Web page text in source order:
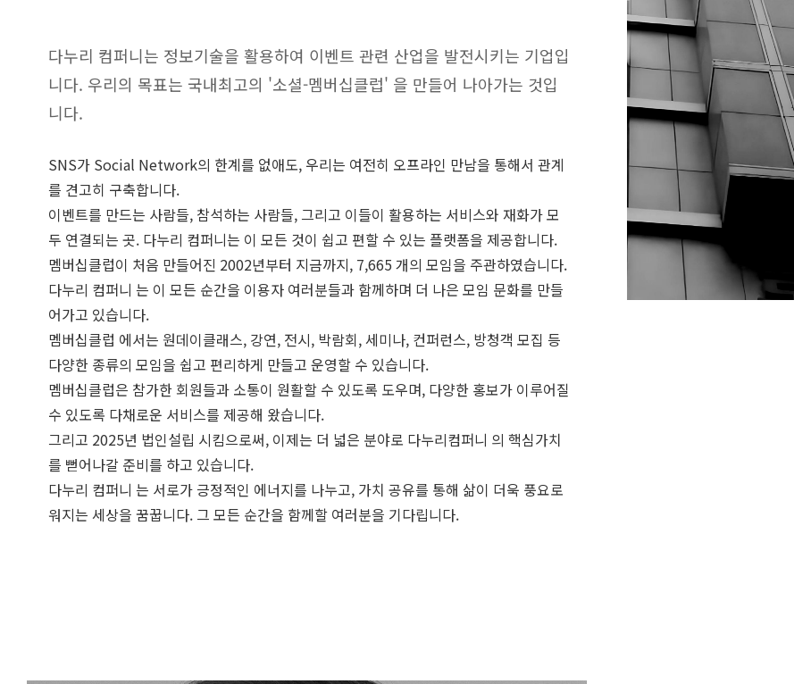
다누리 컴퍼니는 정보기술을 활용하여 이벤트 관련 산업을 발전시키는 기업입
니다. 우리의 목표는 국내최고의 '소셜-멤버십클럽' 을 만들어 나아가는 것입
니다.
SNS가 Social Network의 한계를 없애도, 우리는 여전히 오프라인 만남을 통해서 관계
를 견고히 구축합니다.
이벤트를 만드는 사람들, 참석하는 사람들, 그리고 이들이 활용하는 서비스와 재화가 모
두 연결되는 곳. 다누리 컴퍼니는 이 모든 것이 쉽고 편할 수 있는 플랫폼을 제공합니다.
멤버십클럽이 처음 만들어진 2002년부터 지금까지, 7,665 개의 모임을 주관하였습니다.
다누리 컴퍼니 는 이 모든 순간을 이용자 여러분들과 함께하며 더 나은 모임 문화를 만들
어가고 있습니다.
멤버십클럽 에서는 원데이클래스, 강연, 전시, 박람회, 세미나, 컨퍼런스, 방청객 모집 등
다양한 종류의 모임을 쉽고 편리하게 만들고 운영할 수 있습니다.
멤버십클럽은 참가한 회원들과 소통이 원활할 수 있도록 도우며, 다양한 홍보가 이루어질
수 있도록 다채로운 서비스를 제공해 왔습니다.
그리고 2025년 법인설립 시킴으로써, 이제는 더 넓은 분야로 다누리컴퍼니 의 핵심가치
를 뻗어나갈 준비를 하고 있습니다.
다누리 컴퍼니 는 서로가 긍정적인 에너지를 나누고, 가치 공유를 통해 삶이 더욱 풍요로
워지는 세상을 꿈꿉니다. 그 모든 순간을 함께할 여러분을 기다립니다.